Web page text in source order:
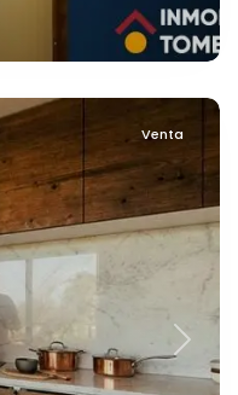
Venta
Next